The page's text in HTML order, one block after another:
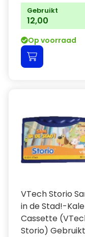
Gebruikt
12,00
Op voorraad
VTech Storio
in de Stad!-Kale
Cassette
Storio) Gebruikt